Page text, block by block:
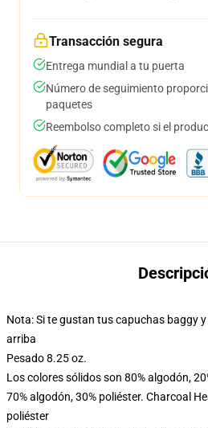
Transacción segura
Entrega mundial a tu puerta
Número de seguimiento
paquetes
Reembolso completo si el
Nota: Si te gustan tus capuchas baggy
arriba
Pesado 8.25 oz.
Los colores sólidos son 80% algodón,
70% algodón, 30% poliéster. Charcoal
poliéster